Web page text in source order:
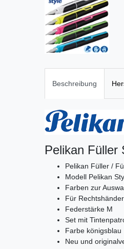
Beschreibung
Pelikan Füller
Pelikan Füller /
Modell Pelikan
Farben zur
Für
Federstärke M
Set mit
Farbe königsblau
Neu und